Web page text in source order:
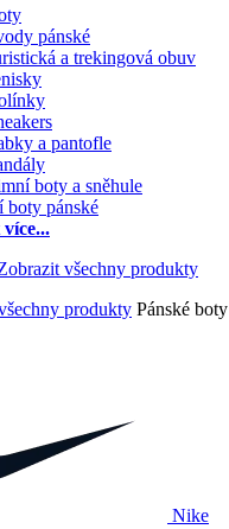
pánské
a trekingová obuv
a pantofle
boty a sněhule
boty pánské
produkty Pánské boty
Nike